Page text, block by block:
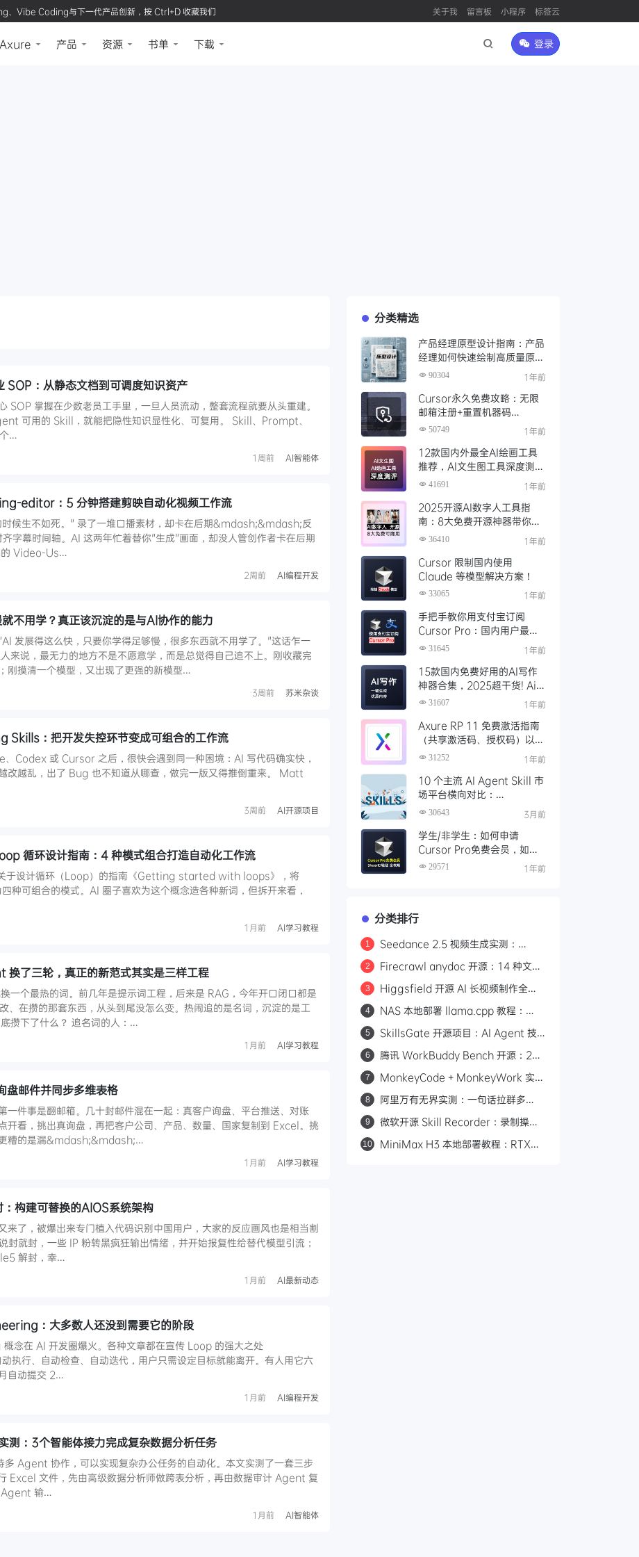
、Vibe Coding与下一代产品创新，按 Ctrl+D 收藏我们 关于我 留言板 小程序 标签云
Axure 产品 资源 书单 下载 登录
：从静态文档到可调度知识资产
SOP 掌握在少数老员工手里，一旦人员流动，整套流程就要从头重建。
可用的 Skill，就能把隐性知识显性化、可复用。 Skill、Prompt、
…
1周前 AI智能体
editor：5 分钟搭建剪映自动化视频工作流
时候生不如死。" 录了一堆口播素材，却卡在后期&mdash;&mdash;反
字幕时间轴。AI 这两年忙着替你"生成"画面，却没人管创作者卡在后期
的 Video-Us…
2周前 AI编程开发
不用学？真正该沉淀的是与AI协作的能力
发展得这么快，只要你学得足够慢，很多东西就不用学了。"这话乍一
来说，最无力的地方不是不愿意学，而是总觉得自己追不上。刚收藏完
刚摸清一个模型，又出现了更强的新模型…
3周前 苏米杂谈
：把开发失控环节变成可组合的工作流
Codex 或 Cursor 之后，很快会遇到同一种困境：AI 写代码确实快，
改越乱，出了 Bug 也不知道从哪查，做完一版又得推倒重来。 Matt
3周前 AI开源项目
循环设计指南：4 种模式组合打造自动化工作流
于设计循环（Loop）的指南《Getting started with loops》，将
种可组合的模式。AI 圈子喜欢为这个概念造各种新词，但拆开来看，
1月前 AI学习教程
了三轮，真正的新范式其实是三样工程
一个最热的词。前几年是提示词工程，后来是 RAG，今年开口闭口都是
、在攒的那套东西，从头到尾没怎么变。热闹追的是名词，沉淀的是工
攒下了什么？ 追名词的人：…
1月前 AI学习教程
邮件并同步多维表格
一件事是翻邮箱。几十封邮件混在一起：真客户询盘、平台推送、对账
开看，挑出真询盘，再把客户公司、产品、数量、国家复制到 Excel。挑
更糟的是漏&mdash;&mdash;…
1月前 AI学习教程
构建可替换的AIOS系统架构
了，被爆出来专门植入代码识别中国用户，大家的反应画风也是相当割
就封，一些 IP 粉转黑疯狂输出情绪，并开始报复性给替代模型引流；
解封，幸…
1月前 AI最新动态
：大多数人还没到需要它的阶段
念在 AI 开发圈爆火。各种文章都在宣传 Loop 的强大之处
行、自动检查、自动迭代，用户只需设定目标就能离开。有人用它六
自动提交 2…
1月前 AI编程开发
：3个智能体接力完成复杂数据分析任务
Agent 协作，可以实现复杂办公任务的自动化。本文实测了一套三步
Excel 文件，先由高级数据分析师做跨表分析，再由数据审计 Agent 复
Agent 输…
1月前 AI智能体
分类精选
产品经理原型设计指南：产品
经理如何快速绘制高质量原
型？（附步骤与资源）
90304 1年前
Cursor永久免费攻略：无限
邮箱注册+重置机器码
+Cursor试用期重置工具实现
50749 1年前
12款国内外最全AI绘画工具
推荐，AI文生图工具深度测评
与场景化对比
41691 1年前
2025开源AI数字人工具指
南：8大免费开源神器带你免
费解锁可商用的AI数字人
36410 1年前
Cursor 限制国内使用
Claude 等模型解决方案！
33065 1年前
手把手教你用支付宝订阅
Cursor Pro：国内用户最全
开通教程（附取消自动扣费）
31645 1年前
15款国内免费好用的AI写作
神器合集，2025超干货! Ai
写作工具推荐，支持论文长文
31607 1年前
Axure RP 11 免费激活指南
（共享激活码、授权码）以及
永久激活方法分享
31252 1年前
10 个主流 AI Agent Skill 市
场平台横向对比：
Clawhub、Skillsmp、
30643 3月前
学生/非学生：如何申请
Cursor Pro免费会员，如何
通过SheerID验证快速激活全
29571 1年前
分类排行
1
Seedance 2.5 视频生成实测：
0.4 元
2
Firecrawl anydoc 开源：14 种文档
快 256 倍
3
Higgsfield 开源 AI 长视频制作全流
费全公开
4
NAS 本地部署 llama.cpp 教程：
Qwen3.5 模型
5
SkillsGate 开源项目：AI Agent 技
安装到 18+ 款工具
6
腾讯 WorkBuddy Bench 开源：260
Skill
7
MonkeyCode + MonkeyWork 实
台，每天 3000 万免费 Token
8
阿里万有无界实测：一句话拉群多
9
微软开源 Skill Recorder：录制操作
10
MiniMax H3 本地部署教程：RTX